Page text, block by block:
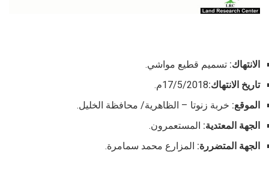
الانتهاك: تسميم قطيع مواشي.
تاريخ الانتهاك:17/5/2018م.
الموقع: خربة زنوتا – الظاهرية/ محافظة الخليل.
الجهة المعتدية: المستعمرون.
الجهة المتضررة: المزارع محمد سمامرة.